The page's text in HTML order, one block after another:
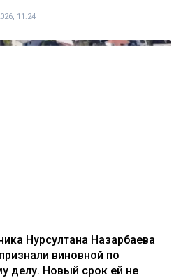
11:24
Нурсултана Назарбаева
виновной по
делу. Новый срок ей не